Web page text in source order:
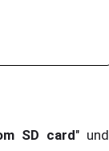
SD card" und